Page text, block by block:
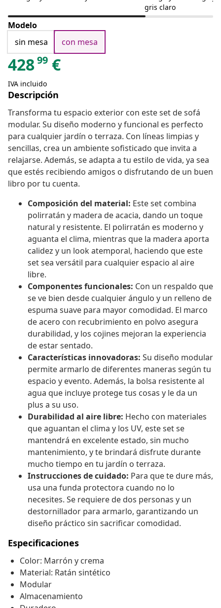
gris claro
Modelo
sin mesa
con mesa
42899 €
IVA incluido
Descripción
Transforma tu espacio exterior con este set de sofá
modular. Su diseño moderno y funcional es perfecto
para cualquier jardín o terraza. Con líneas limpias y
sencillas, crea un ambiente sofisticado que invita a
relajarse. Además, se adapta a tu estilo de vida, ya sea
que estés recibiendo amigos o disfrutando de un buen
libro por tu cuenta.
Composición del material: Este set combina
polirratán y madera de acacia, dando un toque
natural y resistente. El polirratán es moderno y
aguanta el clima, mientras que la madera aporta
calidez y un look atemporal, haciendo que este
set sea versátil para cualquier espacio al aire
libre.
Componentes funcionales: Con un respaldo que
se ve bien desde cualquier ángulo y un relleno de
espuma suave para mayor comodidad. El marco
de acero con recubrimiento en polvo asegura
durabilidad, y los cojines mejoran la experiencia
de estar sentado.
Características innovadoras: Su diseño modular
permite armarlo de diferentes maneras según tu
espacio y evento. Además, la bolsa resistente al
agua que incluye protege tus cosas y le da un
plus a su uso.
Durabilidad al aire libre: Hecho con materiales
que aguantan el clima y los UV, este set se
mantendrá en excelente estado, sin mucho
mantenimiento, y te brindará disfrute durante
mucho tiempo en tu jardín o terraza.
Instrucciones de cuidado: Para que te dure más,
usa una funda protectora cuando no lo
necesites. Se requiere de dos personas y un
destornillador para armarlo, garantizando un
diseño práctico sin sacrificar comodidad.
Especificaciones
Color: Marrón y crema
Material: Ratán sintético
Modular
Almacenamiento